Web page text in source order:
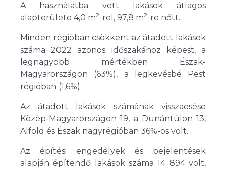
A használatba vett lakások átlagos
alapterülete 4,0 m2-rel, 97,8 m2-re nőtt.
Minden régióban csökkent az átadott lakások
száma 2022 azonos időszakához képest, a
legnagyobb mértékben Észak-
Magyarországon (63%), a legkevésbé Pest
régióban (1,6%).
Az átadott lakások számának visszaesése
Közép-Magyarországon 19, a Dunántúlon 13,
Alföld és Észak nagyrégióban 36%-os volt.
Az építési engedélyek és bejelentések
alapján építendő lakások száma 14 894 volt,